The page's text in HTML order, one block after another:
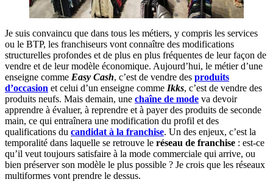
Je suis convaincu que dans tous les métiers, y compris les services
ou le BTP, les franchiseurs vont connaître des modifications
structurelles profondes et de plus en plus fréquentes de leur façon de
vendre et de leur modèle économique. Aujourd’hui, le métier d’une
enseigne comme Easy Cash, c’est de vendre des produits
d’occasion et celui d’un enseigne comme Ikks, c’est de vendre des
produits neufs. Mais demain, une chaîne de mode va devoir
apprendre à évaluer, à reprendre et à payer des produits de seconde
main, ce qui entraînera une modification du profil et des
qualifications du candidat à la franchise. Un des enjeux, c’est la
temporalité dans laquelle se retrouve le réseau de franchise : est-ce
qu’il veut toujours satisfaire à la mode commerciale qui arrive, ou
bien préserver son modèle le plus possible ? Je crois que les réseaux
multiformes vont prendre le dessus.